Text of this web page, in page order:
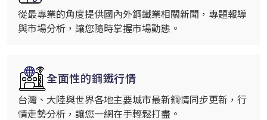
從最專業的角度提供國內外鋼鐵業相關新聞，專題報導
與市場分析，讓您隨時掌握市場動態。
全面性的鋼鐵行情
台灣、大陸與世界各地主要城市最新鋼情同步更新，行
情走勢分析，讓您一網在手輕鬆打盡。